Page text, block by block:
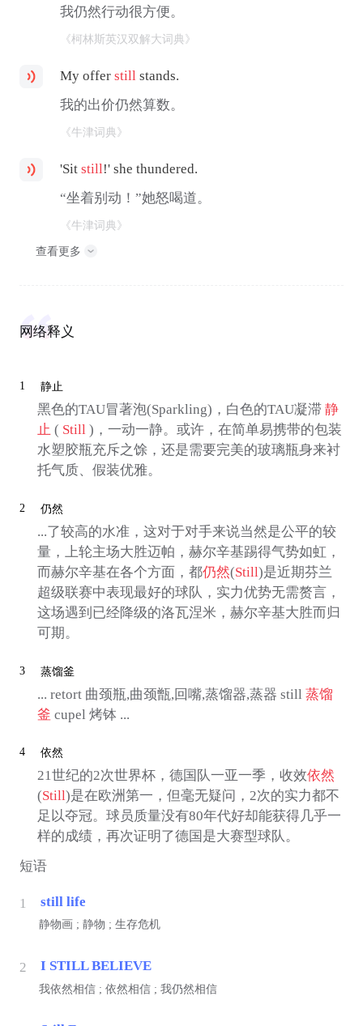
我仍然行动很方便。
《柯林斯英汉双解大词典》
My offerstill stands.
我的出价仍然算数。
《牛津词典》
'Sitstill!' she thundered.
“坐着别动！”她怒喝道。
《牛津词典》
查看更多
网络释义
1 静止
黑色的TAU冒著泡(Sparkling)，白色的TAU凝滞 静
止 ( Still)，一动一静。或许，在简单易携带的包装
水塑胶瓶充斥之馀，还是需要完美的玻璃瓶身来衬
托气质、假装优雅。
2 仍然
...了较高的水准，这对于对手来说当然是公平的较
量，上轮主场大胜迈帕，赫尔辛基踢得气势如虹，
而赫尔辛基在各个方面，都仍然(Still)是近期芬兰
超级联赛中表现最好的球队，实力优势无需赘言，
这场遇到已经降级的洛瓦涅米，赫尔辛基大胜而归
可期。
3 蒸馏釜
... retort 曲颈瓶,曲颈甑,回嘴,蒸馏器,蒸器 still 蒸馏
釜 cupel 烤钵 ...
4 依然
21世纪的2次世界杯，德国队一亚一季，收效依然
(Still)是在欧洲第一，但毫无疑问，2次的实力都不
足以夺冠。球员质量没有80年代好却能获得几乎一
样的成绩，再次证明了德国是大赛型球队。
短语
1 still life
静物画 ; 静物 ; 生存危机
2 I STILL BELIEVE
我依然相信 ; 依然相信 ; 我仍然相信